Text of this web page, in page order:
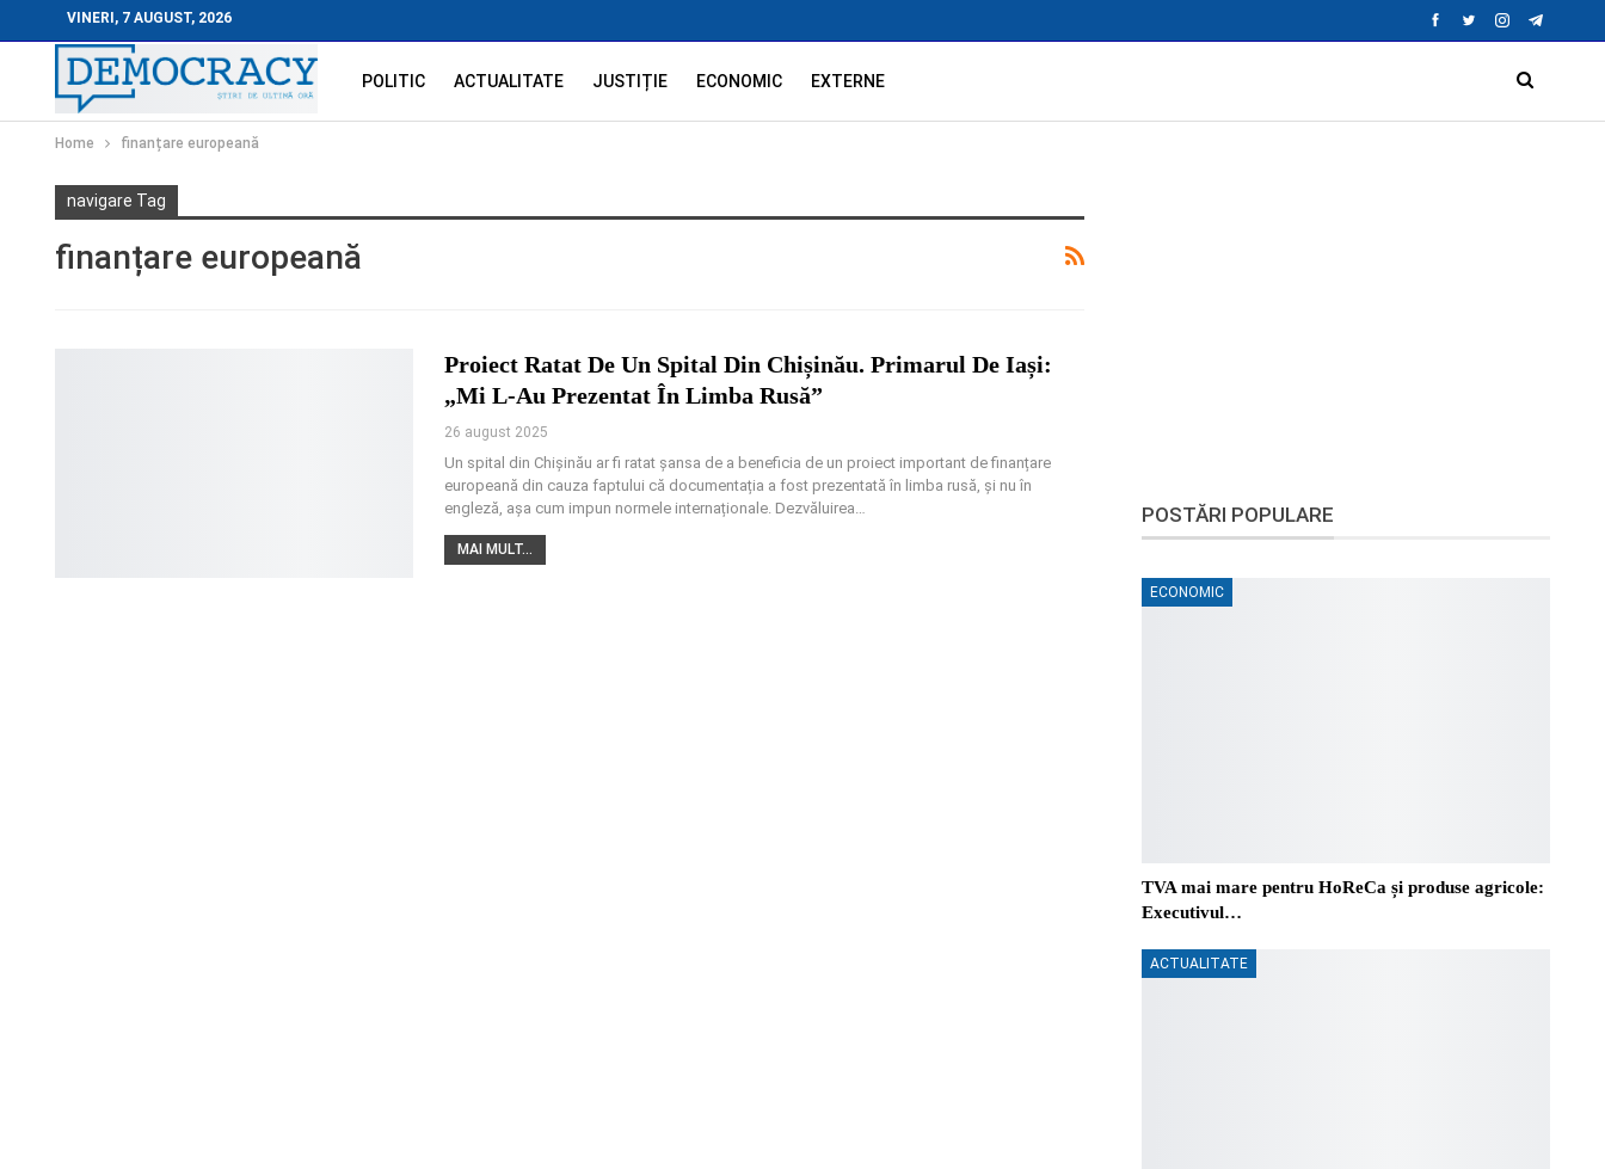
VINERI, 7 AUGUST, 2026
POLITIC ACTUALITATE JUSTIȚIE ECONOMIC EXTERNE
Home finanțare europeană
navigare Tag
finanțare europeană
Proiect Ratat De Un Spital Din Chișinău. Primarul De Iași:
„Mi L-Au Prezentat În Limba Rusă”
26 august 2025
Un spital din Chișinău ar fi ratat șansa de a beneficia de un proiect important de finanțare
europeană din cauza faptului că documentația a fost prezentată în limba rusă, și nu în
engleză, așa cum impun normele internaționale. Dezvăluirea
MAI MULT...
POSTĂRI POPULARE
ECONOMIC
TVA mai mare pentru HoReCa și produse agricole:
Executivul…
ACTUALITATE